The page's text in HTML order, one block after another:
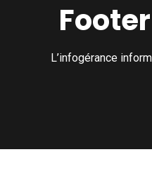
L’infogérance